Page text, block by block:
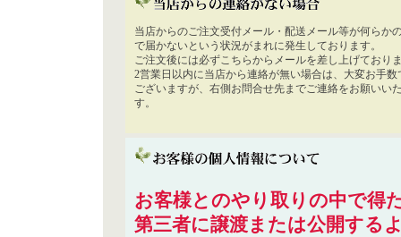
当店からのご注文受付メール・配送メール等が何らか
で届かないという状況がまれに発生しております。
ご注文後には必ずこちらからメールを差し上げており
2営業日以内に当店から連絡が無い場合は、大変お手数
ございますが、右側お問合せ先までご連絡をお願いい
す。
お客様とのやり取りの中で得
第三者に譲渡または公開する